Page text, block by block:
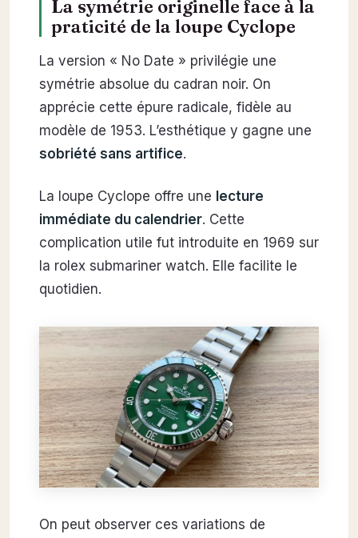
La symétrie originelle face à la
praticité de la loupe Cyclope
La version « No Date » privilégie une
symétrie absolue du cadran noir. On
apprécie cette épure radicale, fidèle au
modèle de 1953. L’esthétique y gagne une
sobriété sans artifice.
La loupe Cyclope offre une lecture
immédiate du calendrier. Cette
complication utile fut introduite en 1969 sur
la rolex submariner watch. Elle facilite le
quotidien.
On peut observer ces variations de